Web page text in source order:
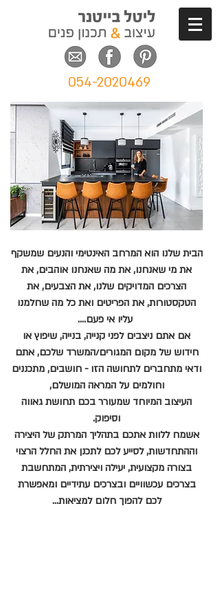
054-2020469
הבית שלנו הוא המרחב האינטימי והנעים שמשקף
את מי שאנחנו, את מה שאנחנו אוהבים, את
הצרכים המדויקים שלנו, את הצבעים, את
הטקסטורות, את הפריטים ואת כל מה שחלמנו
עליו אי פעם....
אם אתם ניצבים לפני קנייה, בנייה, שיפוץ או
חידוש של מקום המגורים/המשרד שלכם, אתם
ודאי מתחברים לתחושה הזו - חושבים, מתכננים
וחולמים על המראה המושלם,
העיצוב המיוחד שמעורר בכם תחושת גאווה
וסיפוק.
אשמח ללוות אתכם בתהליך המרתק של היצירה
וההתחדשות, לסייע לכם לתכנן את החלל הרצוי
בצורה מקצועית, יעילה ויצירתית, המתחשבת
בצרכים עכשוויים ובצרכים עתידיים ומאפשרת
לכם להפוך חלום למציאות...